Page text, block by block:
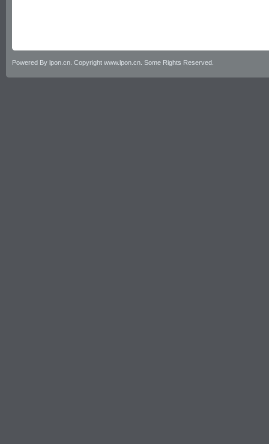
Powered By lpon.cn. Copyright www.lpon.cn. Some Rights Reserved.